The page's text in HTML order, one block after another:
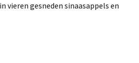
vieren gesneden sinaasappels en